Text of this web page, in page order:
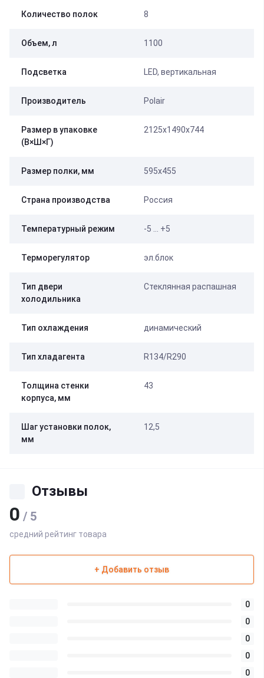
Количество полок 8
Объем, л 1100
Подсветка LED, вертикальная
Производитель Polair
Размер в упаковке
(В×Ш×Г)
2125х1490х744
Размер полки, мм 595х455
Страна производства Россия
Температурный режим -5 … +5
Терморегулятор эл.блок
Тип двери
холодильника
Стеклянная распашная
Тип охлаждения динамический
Тип хладагента R134/R290
Толщина стенки
корпуса, мм
43
Шаг установки полок,
мм
12,5
Отзывы
0 / 5
средний рейтинг товара
+ Добавить отзыв
0
0
0
0
0